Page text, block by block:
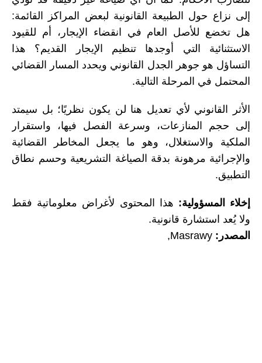
إلى نزاع حول الطبيعة القانونية لبعض المراكز القائمة:
هل تخضع للأصل العام في انقضاء الإيجار، أم للقيود
الاستثنائية التي أوجدها تنظيم الإيجار القديم؟ هذا
التساؤل هو جوهر الجدل القانوني ويحدد المسار القضائي
المحتمل في المرحلة التالية.
الأثر القانوني لأي تعديل هنا لن يكون نظريًا؛ بل سيمتد
إلى حجم المنازعات، وسرعة الفصل فيها، واستقرار
الملكية والاستغلال، وهو ما يجعل المخاطر القضائية
والإجرائية مرهونة بدقة الصياغة التشريعية وحسم نطاق
التطبيق.
إخلاء المسؤولية: هذا المحتوى لأغراض معلوماتية فقط
ولا يُعد استشارة قانونية.
المصدر: